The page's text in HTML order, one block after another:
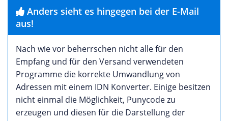
Anders sieht es hingegen bei der E-Mail
aus!
Nach wie vor beherrschen nicht alle für den
Empfang und für den Versand verwendeten
Programme die korrekte Umwandlung von
Adressen mit einem IDN Konverter. Einige besitzen
nicht einmal die Möglichkeit, Punycode zu
erzeugen und diesen für die Darstellung der